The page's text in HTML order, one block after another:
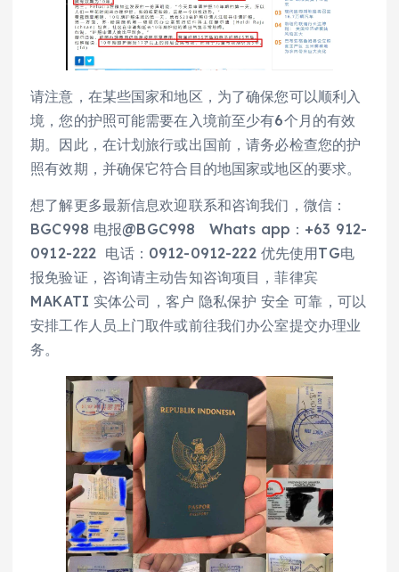
请注意，在某些国家和地区，为了确保您可以顺利入
境，您的护照可能需要在入境前至少有6个月的有效
期。因此，在计划旅行或出国前，请务必检查您的护
照有效期，并确保它符合目的地国家或地区的要求。
想了解更多最新信息欢迎联系和咨询我们，微信：
BGC998 电报@BGC998 Whats app：+63 912-
0912-222 电话：0912-0912-222 优先使用TG电
报免验证，咨询请主动告知咨询项目，菲律宾
MAKATI 实体公司，客户 隐私保护 安全 可靠，可以
安排工作人员上门取件或前往我们办公室提交办理业
务。